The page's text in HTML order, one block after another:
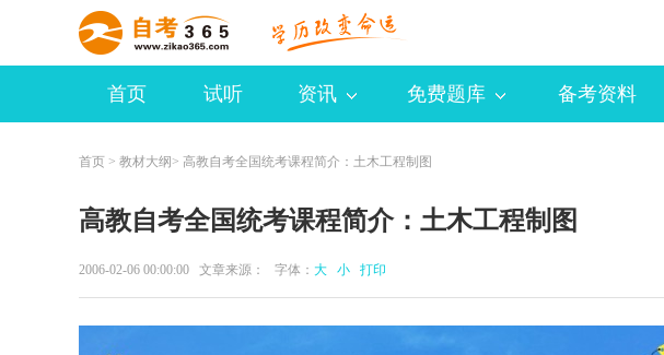
首页 试听 资讯 免费题库 备考资料
首页 > 教材大纲 > 高教自考全国统考课程简介：土木工程制图
高教自考全国统考课程简介：土木工程制图
2006-02-06 00:00:00 文章来源： 字体： 大 小 打印